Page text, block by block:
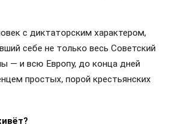
с диктаторским характером,
себе не только весь Советский
— и всю Европу, до конца дней
простых, порой крестьянских